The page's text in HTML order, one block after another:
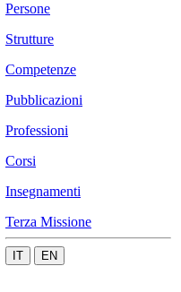
Persone
Strutture
Competenze
Pubblicazioni
Professioni
Corsi
Insegnamenti
Terza Missione
IT EN